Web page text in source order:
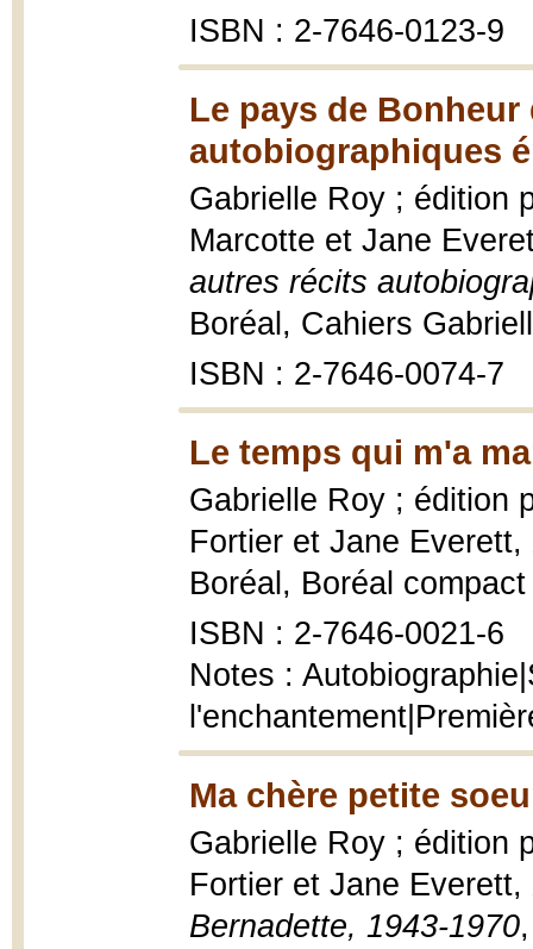
ISBN : 2-7646-0123-9
Le pays de
autobiographiques
Gabrielle Roy ; édition
Marcotte et Jane
autres récits
Boréal, Cahiers
ISBN : 2-7646-0074-7
Le temps qui m'a
Gabrielle Roy ; édition
Fortier et Jane Everett,
Boréal, Boréal
ISBN : 2-7646-0021-6
Notes :
Ma chère petite
Gabrielle Roy ; édition
Fortier et Jane Everett,
Bernadette, 1943-1970